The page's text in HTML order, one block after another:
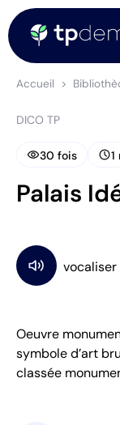
Accueil
DICO TP
visibility30 fois schedule1
Palais
Oeuvre
symbole d’art
classée